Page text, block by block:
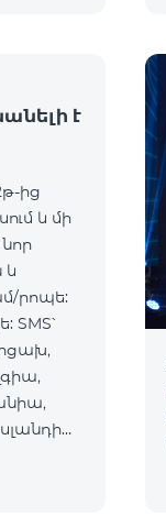
է
ից
և մի
և
րոպե: